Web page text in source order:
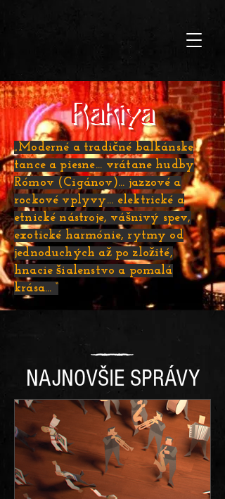
Rakiya
„Moderné a tradičné balkánske
tance a piesne… vrátane hudby
Rómov (Cigánov)… jazzové a
rockové vplyvy… elektrické a
etnické nástroje, vášnivý spev,
exotické harmónie, rytmy od
jednoduchých až po zložité,
hnacie šialenstvo a pomalá
krása… “
NAJNOVŠIE SPRÁVY